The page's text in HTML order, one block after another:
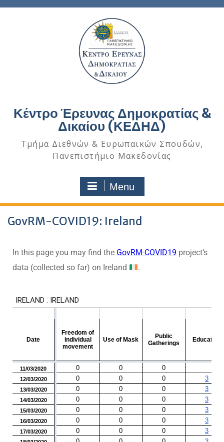
Κέντρο Έρευνας Δημοκρατίας &
Δικαίου (ΚΕΔΗΔ)
Τμήμα Διεθνών & Ευρωπαϊκών Σπουδών,
Πανεπιστήμιο Μακεδονίας
Menu
GovRM-COVID19: Ireland
In this page you may find the GovRM-COVID19 project’s
data (collected so far) on Ireland
.